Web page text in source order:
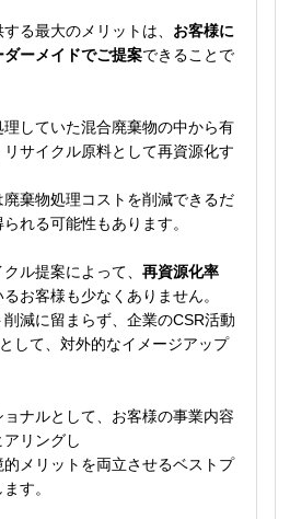
る最大のメリットは、 お客様に
ーメイドでご提案できることで
していた混合廃棄物の中から有
サイクル原料として再資源化す
棄物処理コストを削減できるだ
れる可能性もあります。
ル提案によって、再資源化率
お客様も少なくありません。
減に留まらず、企業のCSR活動
して、対外的なイメージアップ
ナルとして、お客様の事業内容
リングし
メリットを両立させるベストプ
す。